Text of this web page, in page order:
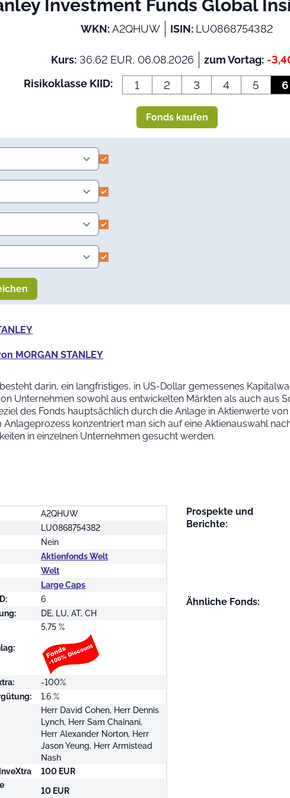
Investment Funds Global
WKN:A2QHUW ISIN: LU0868754382
Kurs:36,62 EUR, 06.08.2026 zum Vortag: -
Risikoklasse KIID:
1 2 3 4 5 6
Fonds kaufen
MORGAN STANLEY
darin, ein langfristiges, in US-Dollar gemessenes
Unternehmen sowohl aus entwickelten Märkten als auch aus
des Fonds hauptsächlich durch die Anlage in Aktienwerte
Anlageprozess konzentriert man sich auf eine Aktienauswahl
in einzelnen Unternehmen gesucht werden.
A2QHUW
LU0868754382
Nein
Aktienfonds Welt
Welt
Large Caps
6
DE, LU, AT, CH
5,75 %
-100%
1.6 %
Herr David Cohen, Herr Dennis
Lynch, Herr Sam Chainani,
Herr Alexander Norton, Herr
Jason Yeung, Herr Armistead
Nash
100 EUR
10 EUR
Prospekte und
Berichte:
Ähnliche Fonds: